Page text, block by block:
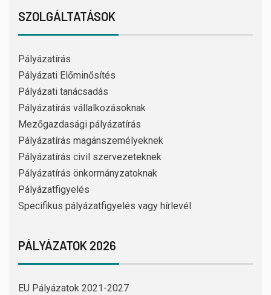
SZOLGÁLTATÁSOK
Pályázatírás
Pályázati Előminősítés
Pályázati tanácsadás
Pályázatírás vállalkozásoknak
Mezőgazdasági pályázatírás
Pályázatírás magánszemélyeknek
Pályázatírás civil szervezeteknek
Pályázatírás önkormányzatoknak
Pályázatfigyelés
Specifikus pályázatfigyelés vagy hírlevél
PÁLYÁZATOK 2026
EU Pályázatok 2021-2027